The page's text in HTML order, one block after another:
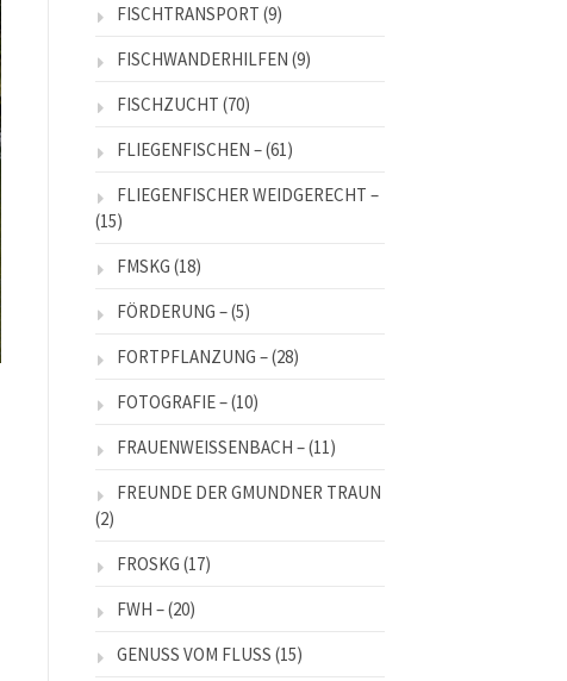
FISCHTRANSPORT (9)
FISCHWANDERHILFEN (9)
FISCHZUCHT (70)
FLIEGENFISCHEN –(61)
FLIEGENFISCHER WEIDGERECHT –
(15)
FMSKG (18)
FÖRDERUNG –(5)
FORTPFLANZUNG –(28)
FOTOGRAFIE –(10)
FRAUENWEISSENBACH –(11)
FREUNDE DER GMUNDNER TRAUN
(2)
FROSKG (17)
FWH –(20)
GENUSS VOM FLUSS (15)